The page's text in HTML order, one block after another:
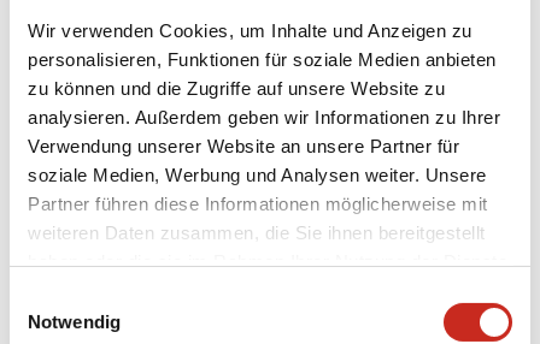
Wir verwenden Cookies, um Inhalte und Anzeigen zu
personalisieren, Funktionen für soziale Medien anbieten
zu können und die Zugriffe auf unsere Website zu
analysieren. Außerdem geben wir Informationen zu Ihrer
Verwendung unserer Website an unsere Partner für
soziale Medien, Werbung und Analysen weiter. Unsere
Partner führen diese Informationen möglicherweise mit
weiteren Daten zusammen, die Sie ihnen bereitgestellt
haben oder die sie im Rahmen Ihrer Nutzung der Dienste
Notwendig
Unsere Reiseexperten denken wirklich mit Ihnen
mit. Das Ergebnis ist eine Rundreise in Vietnam,
die hervorragend organisiert ist und zudem auf
Ihre Wünsche abgestimmt ist. Die Möglichkeiten
in Vietnam sind äußerst vielfältig:
Besuchen Sie Vietnam